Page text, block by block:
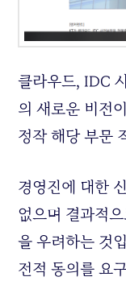
클라우드, IDC
의 새로운 비전
정작 해당 부문
경영진에 대한
없으며 결과적
을 우려하는 것
전적 동의를 요